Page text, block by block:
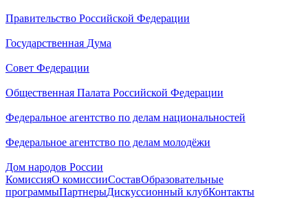
Правительство Российской Федерации
Государственная Дума
Совет Федерации
Общественная Палата Российской Федерации
Федеральное агентство по делам национальностей
Федеральное агентство по делам молодёжи
Дом народов России
КомиссияО комиссииСоставОбразовательные
программыПартнерыДискуссионный клубКонтакты